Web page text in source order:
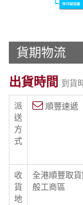
貨期物流
出貨時間 到貨
派
送
方
式
順豐速遞
收
貨
地
全港順豐取
般工商區